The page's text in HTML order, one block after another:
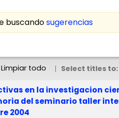
buscandosugerencias
Limpiar todo Select titles to:
en la investigacion
del seminario taller
2004